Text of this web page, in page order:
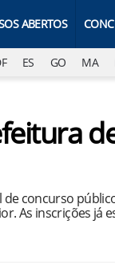
ABERTOS
ES GO MA
concurso
As inscrições já